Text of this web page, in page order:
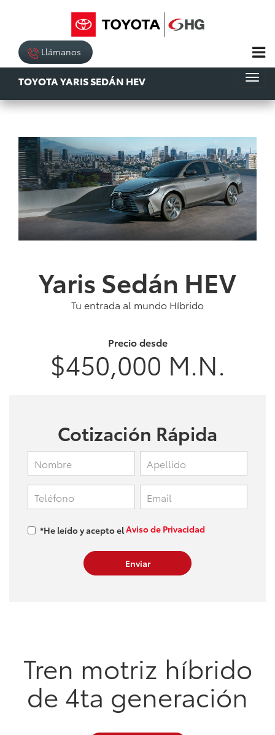
Llámanos
TOYOTA YARIS SEDÁN HEV
Yaris Sedán HEV
Tu entrada al mundo Híbrido
Precio desde
$450,000 M.N.
Cotización Rápida
*He leído y acepto elAviso de Privacidad
Tren motriz híbrido
de 4ta generación